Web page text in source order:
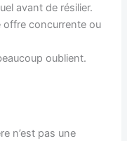
avant de résilier.
offre concurrente ou
oublient.
n’est pas une